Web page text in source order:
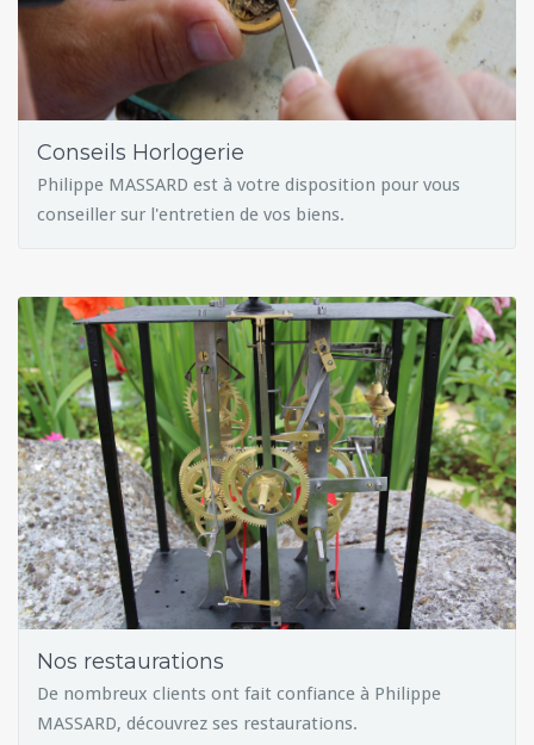
Conseils Horlogerie
Philippe MASSARD est à votre disposition pour vous
conseiller sur l'entretien de vos biens.
Nos restaurations
De nombreux clients ont fait confiance à Philippe
MASSARD, découvrez ses restaurations.